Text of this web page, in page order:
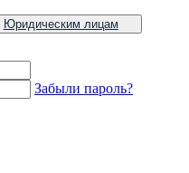
Юридическим лицам
Забыли пароль?